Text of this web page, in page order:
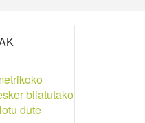
bilatutako
dute